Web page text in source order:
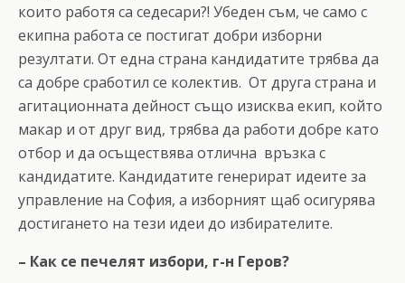
които работя са седесари?! Убеден съм, че само с
екипна работа се постигат добри изборни
резултати. От една страна кандидатите трябва да
са добре сработил се колектив. От друга страна и
агитационната дейност също изисква екип, който
макар и от друг вид, трябва да работи добре като
отбор и да осъществява отлична връзка с
кандидатите. Кандидатите генерират идеите за
управление на София, а изборният щаб осигурява
достигането на тези идеи до избирателите.
– Как се печелят избори, г-н Геров?